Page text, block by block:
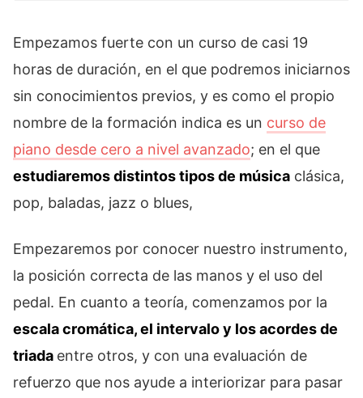
Empezamos fuerte con un curso de casi 19
horas de duración, en el que podremos iniciarnos
sin conocimientos previos, y es como el propio
nombre de la formación indica es un curso de
piano desde cero a nivel avanzado; en el que
estudiaremos distintos tipos de música clásica,
pop, baladas, jazz o blues,
Empezaremos por conocer nuestro instrumento,
la posición correcta de las manos y el uso del
pedal. En cuanto a teoría, comenzamos por la
escala cromática, el intervalo y los acordes de
triada entre otros, y con una evaluación de
refuerzo que nos ayude a interiorizar para pasar